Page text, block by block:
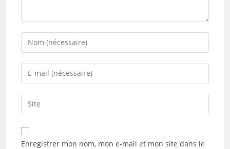
Enter
your
name
comment
Enter
your
email
address
comment
Saisir
l’URL
de
votre
Enregistrer mon nom, mon e-mail et mon site dans le